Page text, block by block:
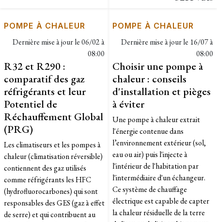
POMPE À CHALEUR
Dernière mise à jour le06/02 à
08:00
R32 et R290 :
comparatif des gaz
réfrigérants et leur
Potentiel de
Réchauffement Global
(PRG)
Les climatiseurs et les pompes à
chaleur (climatisation réversible)
contiennent des gaz utilisés
comme réfrigérants les HFC
(hydrofluorocarbones) qui sont
responsables des GES (gaz à effet
de serre) et qui contribuent au
POMPE À CHALEUR
Dernière mise à jour le 16/07 à
08:00
Choisir une pompe à
chaleur : conseils
d'installation et pièges
à éviter
Une pompe à chaleur extrait
l'énergie contenue dans
l’environnement extérieur (sol,
eau ou air) puis l'injecte à
l'intérieur de l'habitation par
l'intermédiaire d'un échangeur.
Ce système de chauffage
électrique est capable de capter
la chaleur résiduelle de la terre